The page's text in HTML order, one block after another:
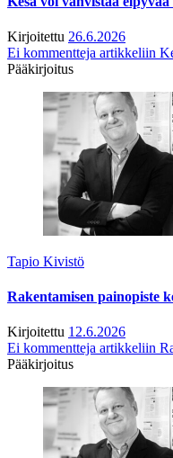
Kirjoitettu 26.6.2026
Ei kommentteja artikkeliin
Pääkirjoitus
Tapio Kivistö
Rakentamisen painopiste
Kirjoitettu 12.6.2026
Ei kommentteja artikkeliin
Pääkirjoitus